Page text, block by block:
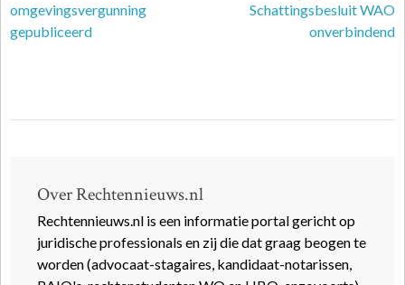
omgevingsvergunning
gepubliceerd
Schattingsbesluit WAO
onverbindend
Over Rechtennieuws.nl
Rechtennieuws.nl is een informatie portal gericht op
juridische professionals en zij die dat graag beogen te
worden (advocaat-stagaires, kandidaat-notarissen,